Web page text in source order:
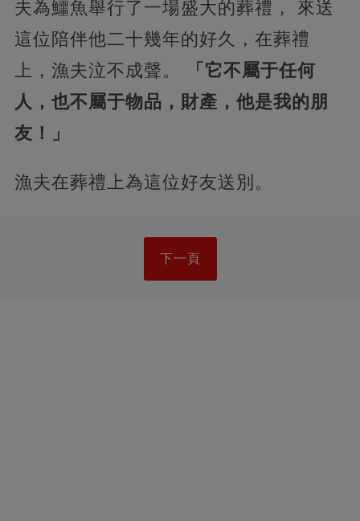
夫為鱷魚舉行了一場盛大的葬禮， 來送
這位陪伴他二十幾年的好久，在葬禮
上，漁夫泣不成聲。
「它不屬于任何
人，也不屬于物品，財產，他是我的朋
友！」
漁夫在葬禮上為這位好友送別。
下一頁